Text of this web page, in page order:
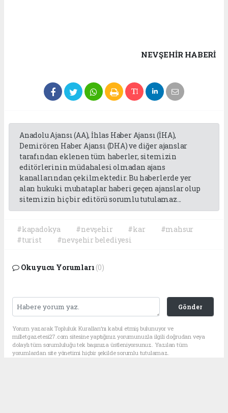
NEVŞEHIR HABERİ
Anadolu Ajansı (AA), İhlas Haber Ajansı (İHA),
Demirören Haber Ajansı (DHA) ve diğer ajanslar
tarafından eklenen tüm haberler, sitemizin
editörlerinin müdahalesi olmadan ajans
kanallarından çekilmektedir. Bu haberlerde yer
alan hukuki muhataplar haberi geçen ajanslar olup
sitemizin hiç bir editörü sorumlu tutulamaz...
#kapadokya #nevşehir #kar
#mahsur
#turist
#nevşehir belediyesi
Okuyucu Yorumları (0)
Gönder
Yorum yazarak Topluluk Kuralları’nı kabul etmiş bulunuyor ve
milletgazetesi27.com sitesine yaptığınız yorumunuzla ilgili doğrudan veya
dolaylı tüm sorumluluğu tek başınıza üstleniyorsunuz. Yazılan tüm
yorumlardan site yönetimi hiçbir şekilde sorumlu tutulamaz.